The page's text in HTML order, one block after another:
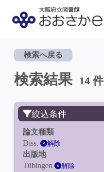
検索へ戻る
検索結果 14 件
絞込条件
論文種類
Diss.
解除
出版地
Tübingen
解除